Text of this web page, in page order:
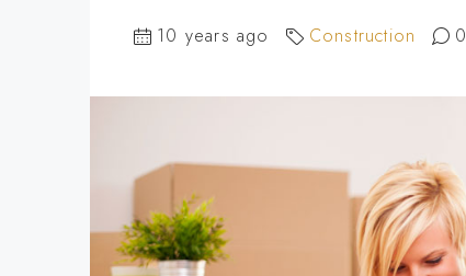
10 years ago Construction 0